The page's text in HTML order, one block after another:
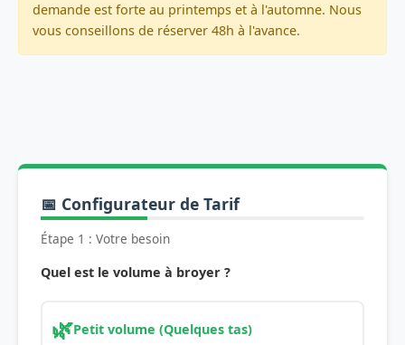
demande est forte au printemps et à l'automne. Nous
vous conseillons de réserver 48h à l'avance.
📅 Configurateur de Tarif
Étape 1 : Votre besoin
Quel est le volume à broyer ?
🌿Petit volume (Quelques tas)